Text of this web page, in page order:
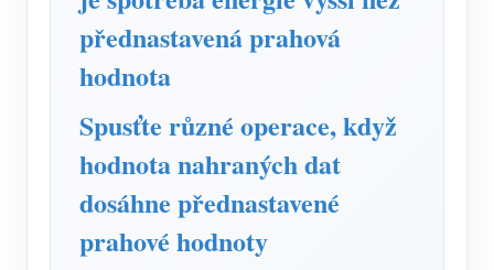
Automatizace domácnosti
Tovární energetické monitorování
Rychlý start produktu
Dokument
Výukové video
FAQ
Zprávy
Blogy
Společenství
Vývojář
Program odměn
přednastavená prahová
hodnota
Spusťte různé operace, když
hodnota nahraných dat
dosáhne přednastavené
prahové hodnoty